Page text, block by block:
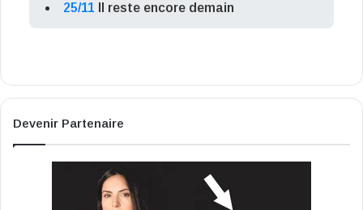
25/11 Il reste encore demain
Devenir Partenaire